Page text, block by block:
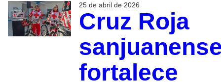
25 de abril de 2026
Cruz Roja
fortalece